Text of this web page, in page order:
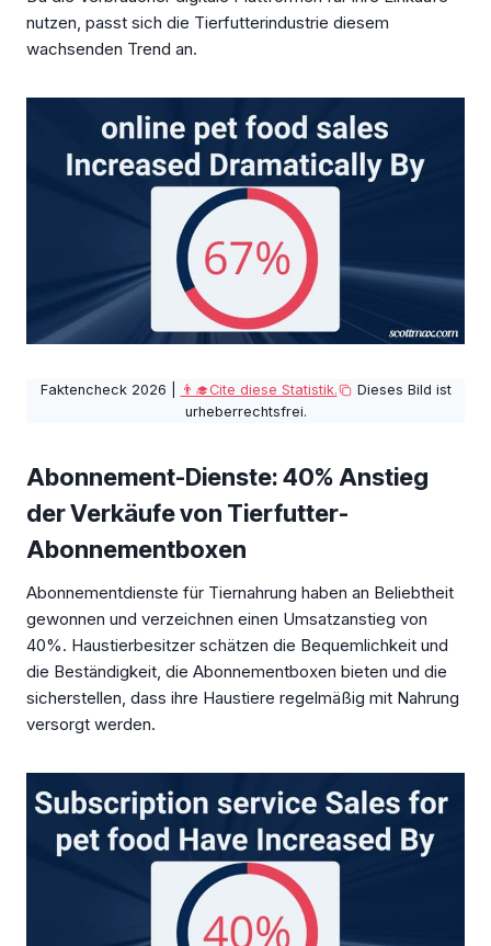
nutzen, passt sich die Tierfutterindustrie diesem
wachsenden Trend an.
Faktencheck 2026 | 👨‍🎓Cite diese Statistik.
Dieses Bild ist
urheberrechtsfrei.
Abonnement-Dienste: 40% Anstieg
der Verkäufe von Tierfutter-
Abonnementboxen
Abonnementdienste für Tiernahrung haben an Beliebtheit
gewonnen und verzeichnen einen Umsatzanstieg von
40%. Haustierbesitzer schätzen die Bequemlichkeit und
die Beständigkeit, die Abonnementboxen bieten und die
sicherstellen, dass ihre Haustiere regelmäßig mit Nahrung
versorgt werden.